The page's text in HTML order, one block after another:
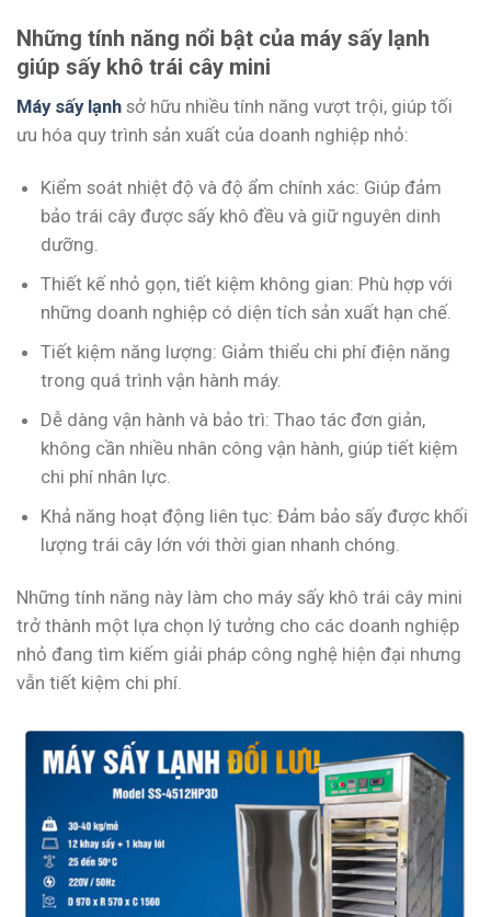
Những tính năng nổi bật của máy sấy lạnh
giúp sấy khô trái cây mini
Máy sấy lạnh sở hữu nhiều tính năng vượt trội, giúp tối
ưu hóa quy trình sản xuất của doanh nghiệp nhỏ:
Kiểm soát nhiệt độ và độ ẩm chính xác: Giúp đảm
bảo trái cây được sấy khô đều và giữ nguyên dinh
dưỡng.
Thiết kế nhỏ gọn, tiết kiệm không gian: Phù hợp với
những doanh nghiệp có diện tích sản xuất hạn chế.
Tiết kiệm năng lượng: Giảm thiểu chi phí điện năng
trong quá trình vận hành máy.
Dễ dàng vận hành và bảo trì: Thao tác đơn giản,
không cần nhiều nhân công vận hành, giúp tiết kiệm
chi phí nhân lực.
Khả năng hoạt động liên tục: Đảm bảo sấy được khối
lượng trái cây lớn với thời gian nhanh chóng.
Những tính năng này làm cho máy sấy khô trái cây mini
trở thành một lựa chọn lý tưởng cho các doanh nghiệp
nhỏ đang tìm kiếm giải pháp công nghệ hiện đại nhưng
vẫn tiết kiệm chi phí.